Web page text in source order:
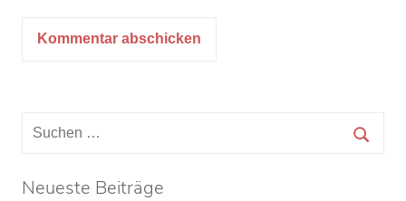
Neueste Beiträge